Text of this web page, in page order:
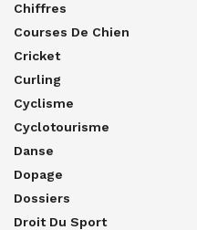
Chiffres
Courses De Chien
Cricket
Curling
Cyclisme
Cyclotourisme
Danse
Dopage
Dossiers
Droit Du Sport